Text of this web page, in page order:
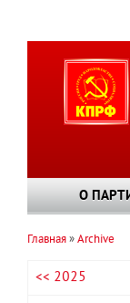
О
навигации
Главная Archive
<< 2025